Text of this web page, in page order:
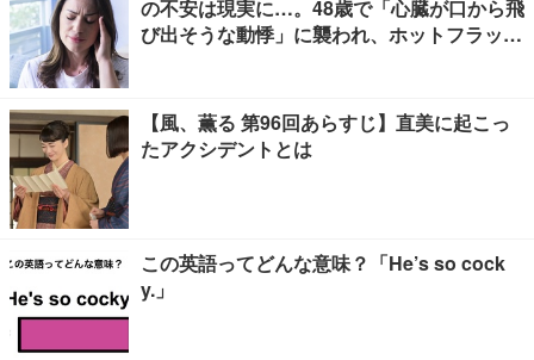
の不安は現実に…。48歳で「心臓が口から飛
び出そうな動悸」に襲われ、ホットフラッシ
【風、薫る 第96回あらすじ】直美に起こっ
たアクシデントとは
この英語ってどんな意味？「He’s so cock
y.」